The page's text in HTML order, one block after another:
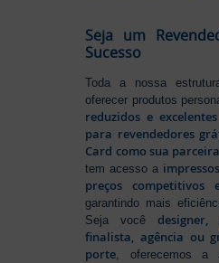
Seja um
Sucesso
Toda a nossa
oferecer produtos
reduzidos e
para revendedores
Card como sua
tem acesso a
preços competitivos
garantindo mais
Seja você
finalista, agência ou
porte , oferecemos a